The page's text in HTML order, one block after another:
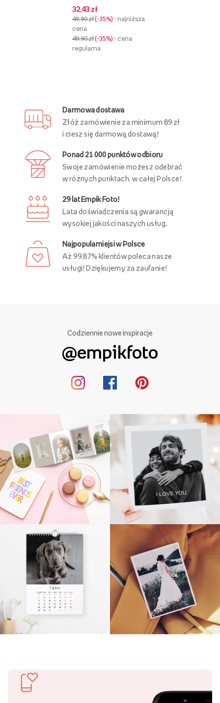
fotoksiążka, 20x30 cm
32,43 zł
49,90 zł -35% - najniższa
cena
49,90 zł -35% - cena
regularna
Darmowa dostawa
Złóż zamówienie za minimum 89 zł
i ciesz się darmową dostawą!
Ponad 21 000 punktów odbioru
Swoje zamówienie możesz odebrać
w różnych punktach, w całej Polsce!
29 lat Empik Foto!
Lata doświadczenia są gwarancją
wysokiej jakości naszych usług.
Najpopularniejsi w Polsce
Aż 99,87% klientów poleca nasze
usługi! Dziękujemy za zaufanie!
Codziennie nowe inspiracje
@empikfoto